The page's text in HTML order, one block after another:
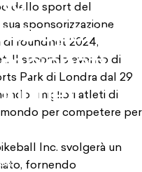
sponsor
dello sport del
sponsorizzazione
di roundnet 2024,
Il secondo evento di
Park di Londra dal 29
i migliori atleti di
per competere per
Inc. svolgerà un
fornendo